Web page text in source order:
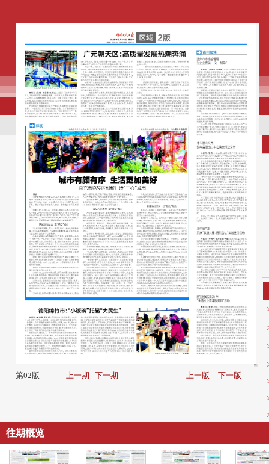
第02版 上一期 下一期 上一版 下一版
往期概览